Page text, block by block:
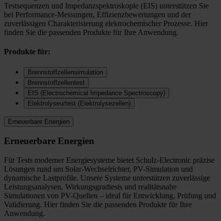
Testsequenzen und Impedanzspektroskopie (EIS) unterstützen Sie
bei Performance-Messungen, Effizienzbewertungen und der
zuverlässigen Charakterisierung elektrochemischer Prozesse. Hier
finden Sie die passenden Produkte für Ihre Anwendung.
Produkte für:
Brennstoffzellensimulation
Brennstoffzellentest
EIS (Electrochemical Impedance Spectroscopy)
Elektrolyseurtest (Elektrolysezellen)
Erneuerbare Energien
Erneuerbare Energien
Für Tests moderner Energiesysteme bietet Schulz-Electronic präzise
Lösungen rund um Solar-Wechselrichter, PV-Simulation und
dynamische Lastprofile. Unsere Systeme unterstützen zuverlässige
Leistungsanalysen, Wirkungsgradtests und realitätsnahe
Simulationen von PV-Quellen – ideal für Entwicklung, Prüfung und
Validierung. Hier finden Sie die passenden Produkte für Ihre
Anwendung.